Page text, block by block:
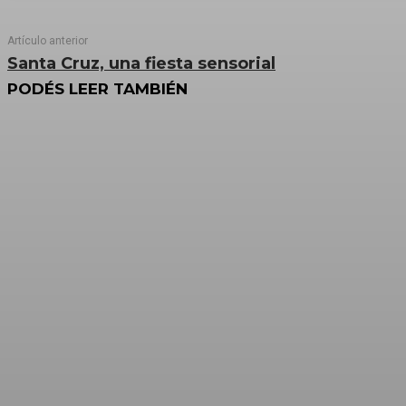
Artículo anterior
Santa Cruz, una fiesta sensorial
PODÉS LEER TAMBIÉN